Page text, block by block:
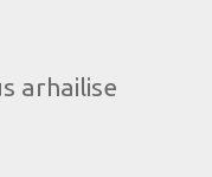
arhailise